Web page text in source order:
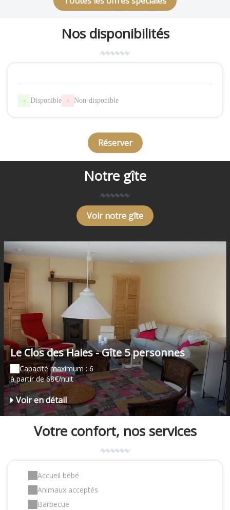
Nos disponibilités
- Disponible - Non-disponible
Réserver
Notre gîte
Voir notre gîte
Le Clos des Haies - Gîte 5 personnes
Capacité maximum : 6
à partir de 68€/nuit
Voir en détail
Votre confort, nos services
Accueil bébé
Animaux acceptés
Barbecue